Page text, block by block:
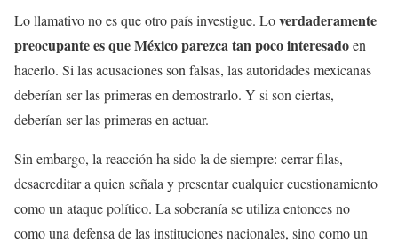
Lo llamativo no es que otro país investigue. Loverdaderamente
preocupante es que México parezca tan poco interesadoen
hacerlo. Si las acusaciones son falsas, las autoridades mexicanas
deberían ser las primeras en demostrarlo. Y si son ciertas,
deberían ser las primeras en actuar.
Sin embargo, la reacción ha sido la de siempre: cerrar filas,
desacreditar a quien señala y presentar cualquier cuestionamiento
como un ataque político. La soberanía se utiliza entonces no
como una defensa de las instituciones nacionales, sino como un